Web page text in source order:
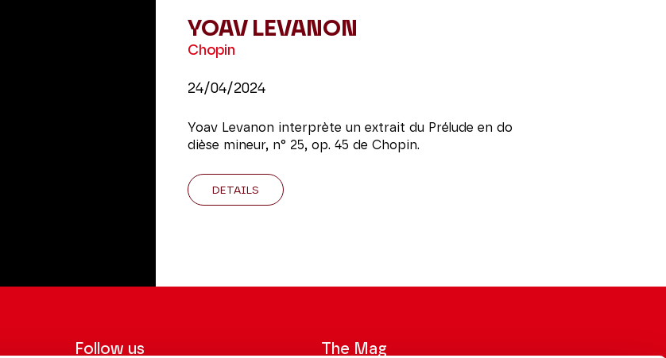
YOAV LEVANON
Chopin
24/04/2024
Yoav Levanon interprète un extrait du Prélude en do
dièse mineur, n° 25, op. 45 de Chopin.
DETAILS
Follow us The Mag